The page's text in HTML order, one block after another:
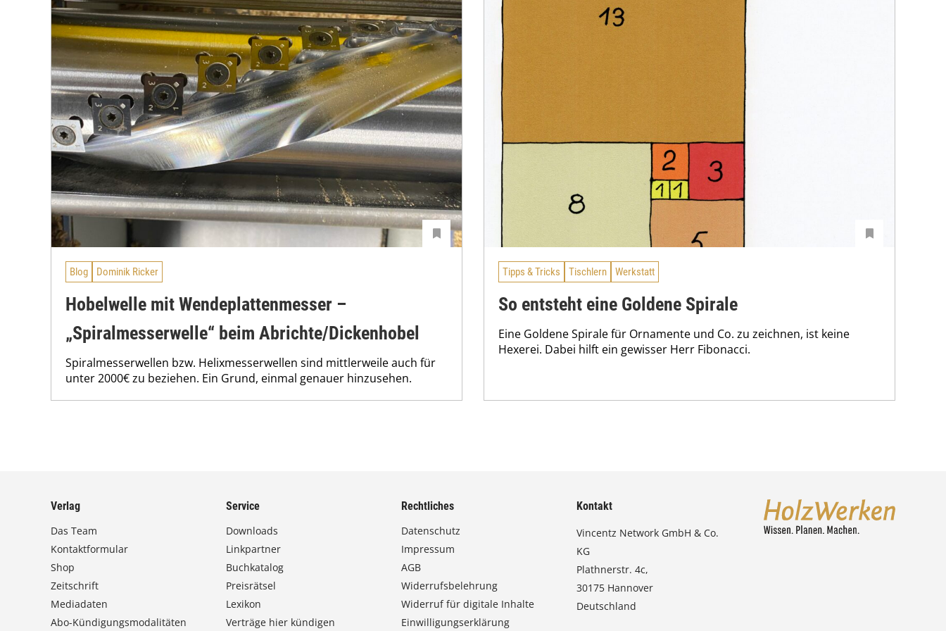
Blog Dominik Ricker
Hobelwelle mit Wendeplattenmesser –
„Spiralmesserwelle“ beim Abrichte/Dickenhobel
Spiralmesserwellen bzw. Helixmesserwellen sind mittlerweile auch für
unter 2000€ zu beziehen. Ein Grund, einmal genauer hinzusehen.
Tipps & Tricks Tischlern Werkstatt
So entsteht eine Goldene Spirale
Eine Goldene Spirale für Ornamente und Co. zu zeichnen, ist keine
Hexerei. Dabei hilft ein gewisser Herr Fibonacci.
Verlag
Das Team
Kontaktformular
Shop
Zeitschrift
Mediadaten
Abo-Kündigungsmodalitäten
Service
Downloads
Linkpartner
Buchkatalog
Preisrätsel
Lexikon
Verträge hier kündigen
Rechtliches
Datenschutz
Impressum
AGB
Widerrufsbelehrung
Widerruf für digitale Inhalte
Einwilligungserklärung
Kontakt
Vincentz Network GmbH & Co.
KG
Plathnerstr. 4c,
30175 Hannover
Deutschland